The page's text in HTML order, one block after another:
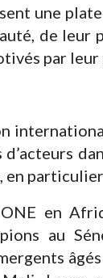
une
de leur
par leur
en
en
au